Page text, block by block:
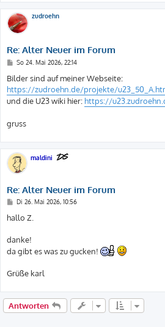
zudroehn
Re: Alter Neuer im Forum
B
i
t
r
a
g
So 24. Mai 2026, 22:14
Bilder sind auf meiner Webseite:
https://zudroehn.de/projekte/
und die U23 wiki hier: https://
gruss
maldini
Re: Alter Neuer im Forum
B
i
t
a
g
Di 26. Mai 2026, 10:56
hallo Z.
danke!
da gibt es was zu gucken!
Grüße karl
Antworten